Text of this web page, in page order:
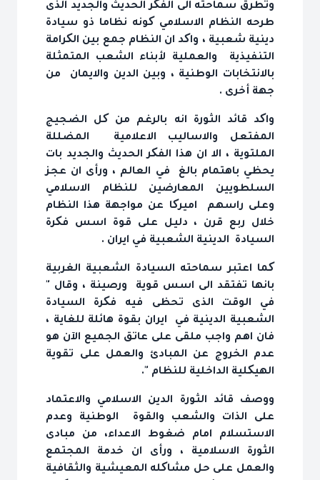
وتطرق سماحته الى الفکر الحديث والجديد الذى
طرحه النظام الاسلامي کونه نظاما ذو سيادة
دينية شعبية ، واکد ان النظام جمع بين الکرامة
التنفيذية والعملية لأبناء الشعب المتمثلة
بالانتخابات الوطنية ، وبين الدين والايمان من
جهة أخرى .
واکد قائد الثورة انه بالرغم من کل الضجيج
المفتعل والاساليب الاعلامية المضللة
الملتوية ، الا ان هذا الفکر الحديث والجديد بات
يحظي باهتمام بالغ في العالم ، ورأى ان عجز
السلطويين المعارضين للنظام الاسلامي
وعلى راسهم اميرکا عن مواجهة هذا النظام
خلال ربع قرن ، دليل على قوة اسس فکرة
السيادة الدينية الشعبية في ايران .
کما اعتبر سماحته السيادة الشعبية الغربية
بانها تفتقد الى اسس قوية ورصينة ، وقال "
في الوقت الذى تحظى فيه فکرة السيادة
الشعبية الدينية في ايران بقوة هائلة للغاية ،
فان اهم واجب ملقى على عاتق الجميع الآن هو
عدم الخروج عن المبادئ والعمل على تقوية
الهيکلية الداخلية للنظام ".
ووصف قائد الثورة الدين الاسلامي والاعتماد
على الذات والشعب والقوة الوطنية وعدم
الاستسلام امام ضغوط الاعداء، من مبادى
الثورة الاسلامية ، ورأى ان خدمة المجتمع
والعمل على حل مشاکله المعيشية والثقافية